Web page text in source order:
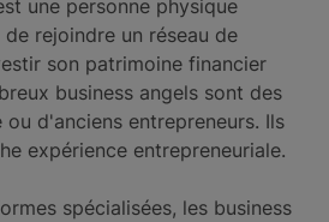
une personne physique
rejoindre un réseau de
son patrimoine financier
business angels sont des
d'anciens entrepreneurs. Ils
expérience entrepreneuriale.
spécialisées, les business